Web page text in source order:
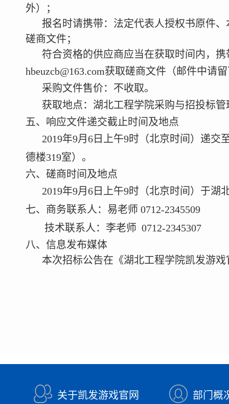
外）；
报名时请携带：法定代表人授权书原件
磋商文件；
符合资格的供应商应当在获取时间内，
hbeuzcb@163.com获取磋商文件（邮件中请
采购文件售价：不收取。
获取地点：湖北工程学院采购与招投标管
五、响应文件递交截止时间及地点
2019年9月 6 日 上午9时（北京时间）递交
德楼319室） 。
六、磋商时间及地点
2019年9月 6 日 上午9时（北京时间）于湖
七、商务联系人： 易老师 0712-2345509
技术联系人： 李老师 0712-2345307
八、信息发布媒体
本次招标公告在《湖北工程学院凯发游
关于凯发游戏官网 部门概